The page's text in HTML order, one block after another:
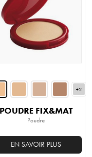
+2
POUDRE FIX&MAT
Poudre
EN SAVOIR PLUS